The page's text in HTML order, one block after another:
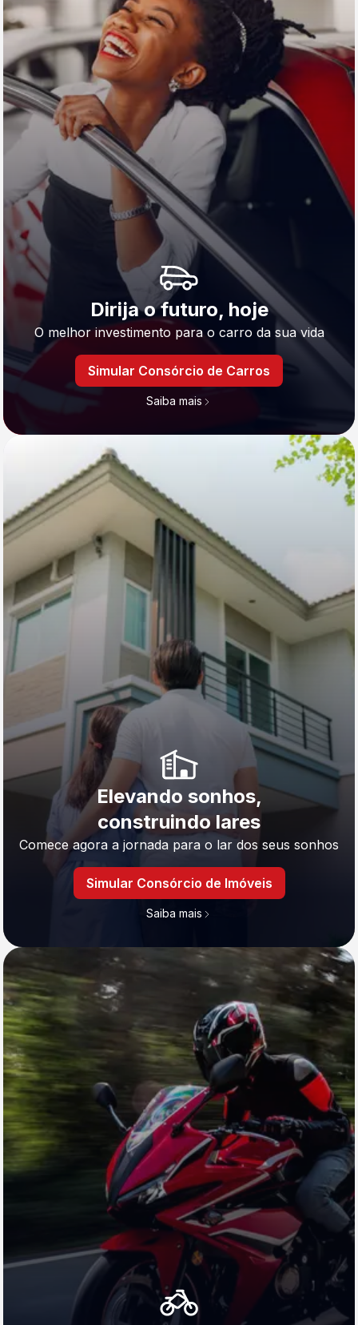
Dirija o futuro, hoje
O melhor investimento para o carro da sua vida
Simular Consórcio de Carros
Saiba mais
Elevando sonhos,
construindo lares
Comece agora a jornada para o lar dos seus sonhos
Simular Consórcio de Imóveis
Saiba mais